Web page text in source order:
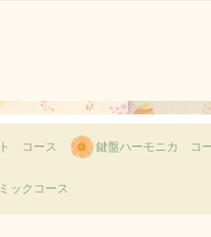
コース 鍵盤ハーモニカ コ
ックコース